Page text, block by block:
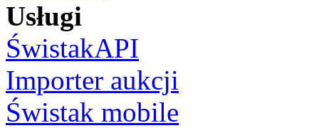
Usługi
ŚwistakAPI
Importer aukcji
Świstak mobile